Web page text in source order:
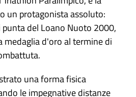
un protagonista assoluto:
punta del Loano Nuoto 2000,
medaglia d'oro al termine di
una forma fisica
le impegnative distanze